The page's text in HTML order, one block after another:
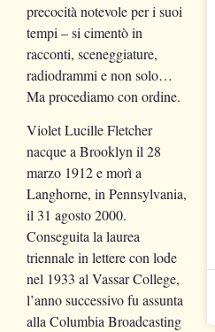
precocità notevole per i suoi
tempi – si cimentò in
racconti, sceneggiature,
radiodrammi e non solo…
Ma procediamo con ordine.
Violet Lucille Fletcher
nacque a Brooklyn il 28
marzo 1912 e morì a
Langhorne, in Pennsylvania,
il 31 agosto 2000.
Conseguita la laurea
triennale in lettere con lode
nel 1933 al Vassar College,
l’anno successivo fu assunta
alla Columbia Broadcasting